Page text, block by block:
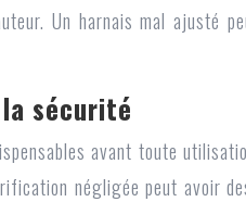
Un harnais mal ajusté
sécurité
avant toute
négligée peut avoir